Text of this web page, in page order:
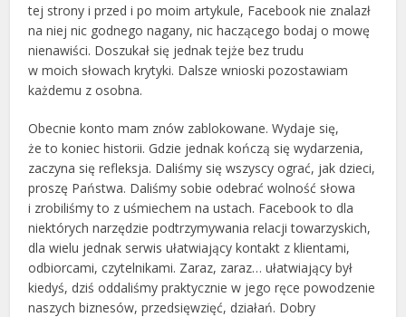
tej strony i przed i po moim artykule, Facebook nie znalazł
na niej nic godnego nagany, nic haczącego bodaj o mowę
nienawiści. Doszukał się jednak tejże bez trudu
w moich słowach krytyki. Dalsze wnioski pozostawiam
każdemu z osobna.
Obecnie konto mam znów zablokowane. Wydaje się,
że to koniec historii. Gdzie jednak kończą się wydarzenia,
zaczyna się refleksja. Daliśmy się wszyscy ograć, jak dzieci,
proszę Państwa. Daliśmy sobie odebrać wolność słowa
i zrobiliśmy to z uśmiechem na ustach. Facebook to dla
niektórych narzędzie podtrzymywania relacji towarzyskich,
dla wielu jednak serwis ułatwiający kontakt z klientami,
odbiorcami, czytelnikami. Zaraz, zaraz… ułatwiający był
kiedyś, dziś oddaliśmy praktycznie w jego ręce powodzenie
naszych biznesów, przedsięwzięć, działań. Dobry